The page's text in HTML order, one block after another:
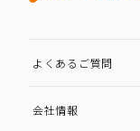
よくあるご質問
会社情報